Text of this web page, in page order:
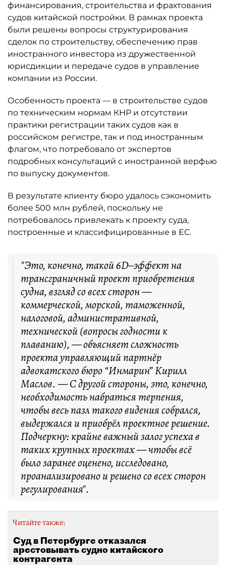
финансирования, строительства и фрахтования
судов китайской постройки. В рамках проекта
были решены вопросы структурирования
сделок по строительству, обеспечению прав
иностранного инвестора из дружественной
юрисдикции и передаче судов в управление
компании из России.
Особенность проекта — в строительстве судов
по техническим нормам КНР и отсутствии
практики регистрации таких судов как в
российском регистре, так и под иностранным
флагом, что потребовало от экспертов
подробных консультаций с иностранной верфью
по выпуску документов.
В результате клиенту бюро удалось сэкономить
более 500 млн рублей, поскольку не
потребовалось привлекать к проекту суда,
построенные и классифицированные в ЕС.
"Это, конечно, такой 6D–эффект на
трансграничный проект приобретения
судна, взгляд со всех сторон —
коммерческой, морской, таможенной,
налоговой, административной,
технической (вопросы годности к
плаванию), — объясняет сложность
проекта управляющий партнёр
адвокатского бюро “Инмарин” Кирилл
Маслов. — С другой стороны, это, конечно,
необходимость набраться терпения,
чтобы весь пазл такого видения собрался,
выдержался и приобрёл проектное решение.
Подчеркну: крайне важный залог успеха в
таких крупных проектах — чтобы всё
было заранее оценено, исследовано,
проанализировано и решено со всех сторон
регулирования".
Читайте также:
Суд в Петербурге отказался
арестовывать судно китайского
контрагента